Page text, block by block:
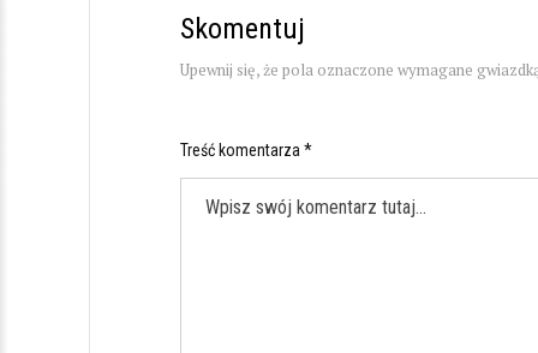
Skomentuj
Upewnij się, że pola oznaczone wymagane
Treść komentarza *